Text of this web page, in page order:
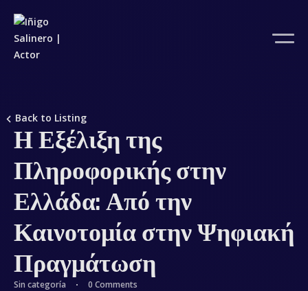
Back to Listing
Η Εξέλιξη της
Πληροφορικής στην
Ελλάδα: Από την
Καινοτομία στην Ψηφιακή
Πραγμάτωση
Sin categoría 0 Comments